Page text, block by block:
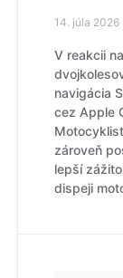
14. júla 2026
V reakcii
navigácia
cez Apple
zároveň
lepší
dispeji